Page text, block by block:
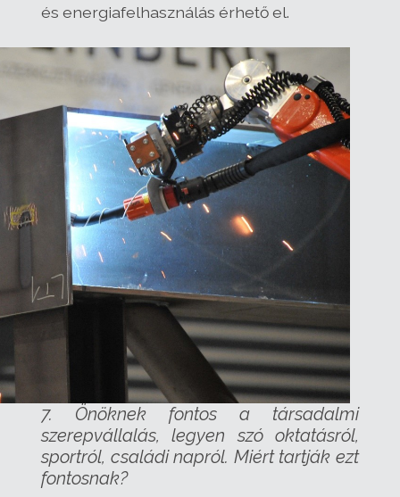
és energiafelhasználás érhető el.
7. Önöknek fontos a társadalmi
szerepvállalás, legyen szó oktatásról,
sportról, családi napról. Miért tartják ezt
fontosnak?